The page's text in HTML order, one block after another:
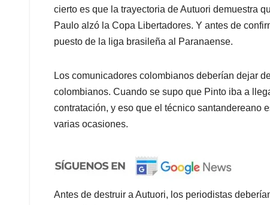
cierto es que la trayectoria de Autuori demuestra
Paulo alzó la Copa Libertadores. Y antes de
puesto de la liga brasileña al Paranaense.
Los comunicadores colombianos deberían dejar
colombianos. Cuando se supo que Pinto iba a
contratación, y eso que el técnico santandereano
varias ocasiones.
Antes de destruir a Autuori, los periodistas